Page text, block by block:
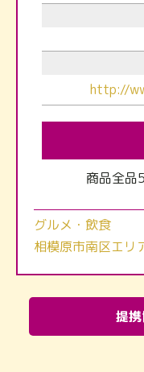
http://
商品全品
グルメ・飲食
相模原市南区エリ
提